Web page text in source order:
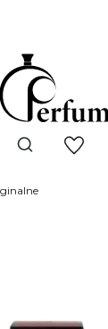
Otwórz